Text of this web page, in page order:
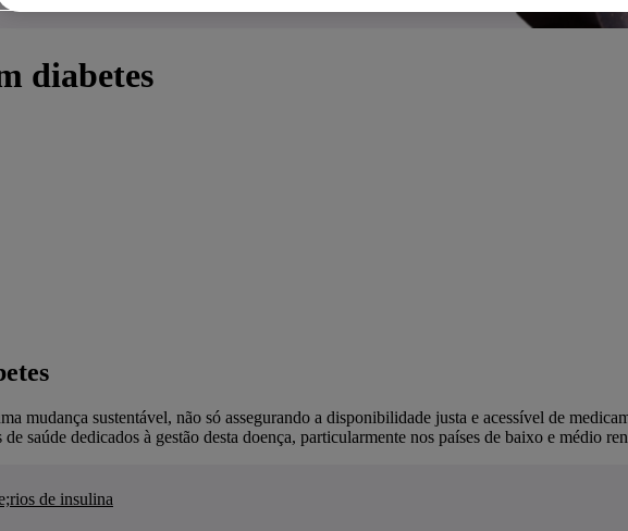
diabetes
mudança sustentável, não só assegurando a disponibilidade justa e acessível de
saúde dedicados à gestão desta doença, particularmente nos países de baixo e médio
de insulina